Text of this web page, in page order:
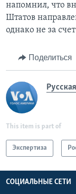
напомнил, что
Штатов
однако не за
Поделиться
This item is part of
Экспертиза
СОЦИАЛЬНЫЕ СЕТИ